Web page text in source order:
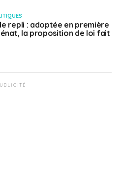
repli : adoptée en première
la proposition de loi fait